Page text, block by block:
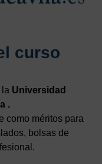
curso
la Universidad
.
como méritos para
bolsas de